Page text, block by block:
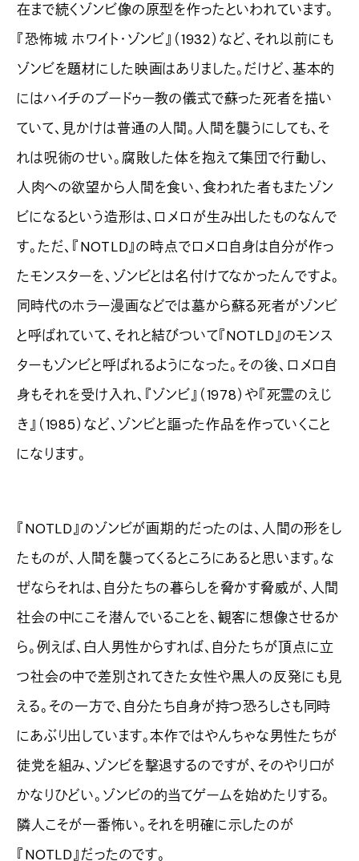
在まで続くゾンビ像の原型を作ったといわれています。
『恐怖城 ホワイト・ゾンビ』（1932）など、それ以前にも
ゾンビを題材にした映画はありました。だけど、基本的
にはハイチのブードゥー教の儀式で蘇った死者を描い
ていて、見かけは普通の人間。人間を襲うにしても、そ
れは呪術のせい。腐敗した体を抱えて集団で行動し、
人肉への欲望から人間を食い、食われた者もまたゾン
ビになるという造形は、ロメロが生み出したものなんで
す。ただ、『NOTLD』の時点でロメロ自身は自分が作っ
たモンスターを、ゾンビとは名付けてなかったんですよ。
同時代のホラー漫画などでは墓から蘇る死者がゾンビ
と呼ばれていて、それと結びついて『NOTLD』のモンス
ターもゾンビと呼ばれるようになった。その後、ロメロ自
身もそれを受け入れ、『ゾンビ』（1978）や『死霊のえじ
き』（1985）など、ゾンビと謳った作品を作っていくこと
になります。
『NOTLD』のゾンビが画期的だったのは、人間の形をし
たものが、人間を襲ってくるところにあると思います。な
ぜならそれは、自分たちの暮らしを脅かす脅威が、人間
社会の中にこそ潜んでいることを、観客に想像させるか
ら。例えば、白人男性からすれば、自分たちが頂点に立
つ社会の中で差別されてきた女性や黒人の反発にも見
える。その一方で、自分たち自身が持つ恐ろしさも同時
にあぶり出しています。本作ではやんちゃな男性たちが
徒党を組み、ゾンビを撃退するのですが、そのやり口が
かなりひどい。ゾンビの的当てゲームを始めたりする。
隣人こそが一番怖い。それを明確に示したのが
『NOTLD』だったのです。